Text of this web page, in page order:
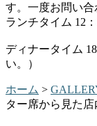
す。一度お問い合
ランチタイム 12
ディナータイム
い。）
ホーム >
ター席から見た店